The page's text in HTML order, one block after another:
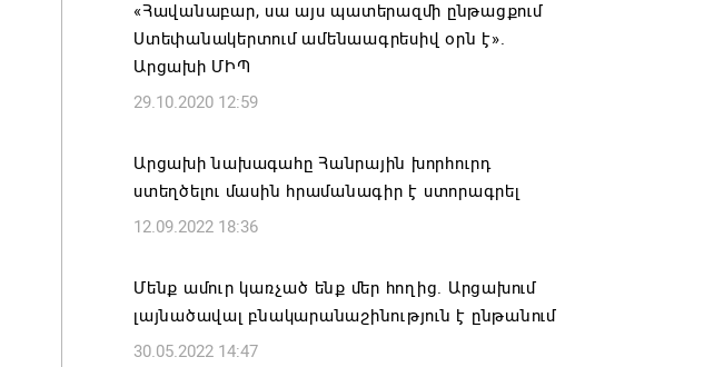
Վահագն Ալեքսանյանն ընտրվեց Ազգային
ժողովի նախագահի տեղակալ
տարվա առաջին յոթ ամիսներին նվազել են 17%-
ով
05.08.2026 17:13
«Հավանաբար, սա այս պատերազմի ընթացքում
Ստեփանակերտում ամենաագրեսիվ օրն է».
Արցախի ՄԻՊ
29.10.2020 12:59
Արցախի նախագահը Հանրային խորհուրդ
ստեղծելու մասին հրամանագիր է ստորագրել
12.09.2022 18:36
Մենք ամուր կառչած ենք մեր հողից. Արցախում
լայնածավալ բնակարանաշինություն է ընթանում
30.05.2022 14:47